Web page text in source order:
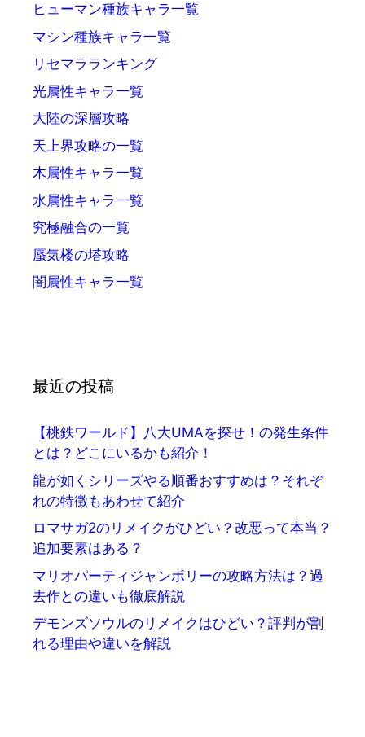
ヒューマン種族キャラ一覧
マシン種族キャラ一覧
リセマラランキング
光属性キャラ一覧
大陸の深層攻略
天上界攻略の一覧
木属性キャラ一覧
水属性キャラ一覧
究極融合の一覧
蜃気楼の塔攻略
闇属性キャラ一覧
最近の投稿
【桃鉄ワールド】八大UMAを探せ！の発生条件
とは？どこにいるかも紹介！
龍が如くシリーズやる順番おすすめは？それぞ
れの特徴もあわせて紹介
ロマサガ2のリメイクがひどい？改悪って本当？
追加要素はある？
マリオパーティジャンボリーの攻略方法は？過
去作との違いも徹底解説
デモンズソウルのリメイクはひどい？評判が割
れる理由や違いを解説